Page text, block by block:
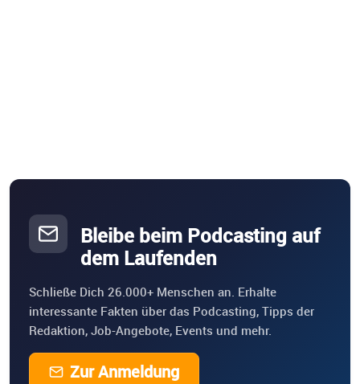
Bleibe beim Podcasting auf
dem Laufenden
Schließe Dich 26.000+ Menschen an. Erhalte
interessante Fakten über das Podcasting, Tipps der
Redaktion, Job-Angebote, Events und mehr.
Zur Anmeldung